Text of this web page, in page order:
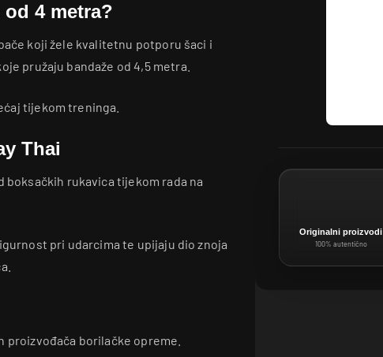
4 metra?
koji žele kvalitetnu potporu šaci i
pružaju bandaže od 4,5 metra.
tijekom treninga.
Thai
boksačkih rukavica tijekom rada na
pri udarcima te upijaju dio znoja
borilačke opreme.
Originalni proizvodi
100% autentično